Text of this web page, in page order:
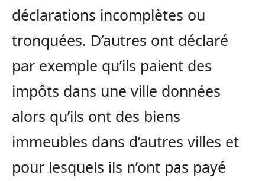
déclarations incomplètes ou
tronquées. D’autres ont déclaré
par exemple qu’ils paient des
impôts dans une ville données
alors qu’ils ont des biens
immeubles dans d’autres villes et
pour lesquels ils n’ont pas payé